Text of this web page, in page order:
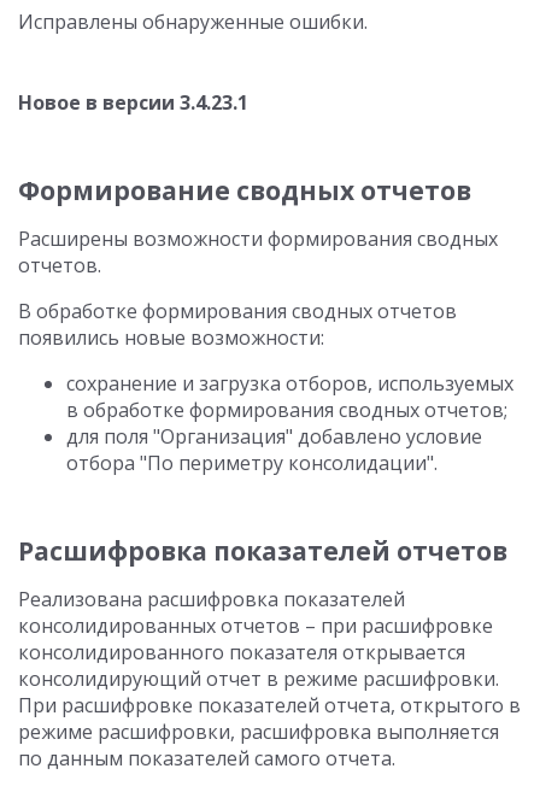
Исправлены обнаруженные ошибки.
Новое в версии 3.4.23.1
Формирование сводных отчетов
Расширены возможности формирования сводных
отчетов.
В обработке формирования сводных отчетов
появились новые возможности:
сохранение и загрузка отборов, используемых
в обработке формирования сводных отчетов;
для поля "Организация" добавлено условие
отбора "По периметру консолидации".
Расшифровка показателей отчетов
Реализована расшифровка показателей
консолидированных отчетов – при расшифровке
консолидированного показателя открывается
консолидирующий отчет в режиме расшифровки.
При расшифровке показателей отчета, открытого в
режиме расшифровки, расшифровка выполняется
по данным показателей самого отчета.